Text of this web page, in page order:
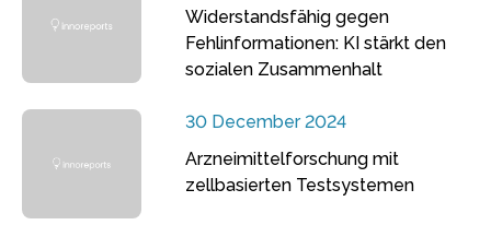
Widerstandsfähig gegen
Fehlinformationen: KI stärkt den
sozialen Zusammenhalt
30 December 2024
Arzneimittelforschung mit
zellbasierten Testsystemen